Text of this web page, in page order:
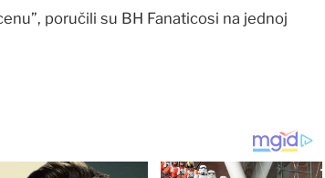
poručili su BH Fanaticosi na jednoj